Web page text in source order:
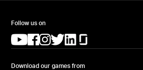
Follow us on
(opens in a new tab)
(opens in a new tab)
(opens in a new tab)
(opens in a new tab)
(opens in a new tab)
Download our games from